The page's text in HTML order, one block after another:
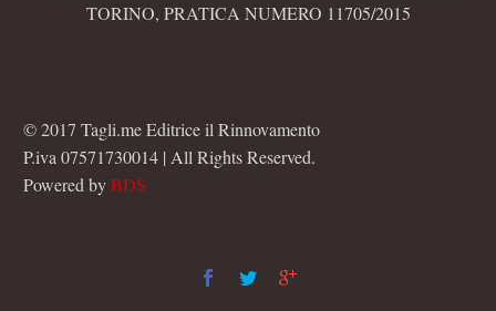
TORINO, PRATICA NUMERO 11705/2015
© 2017 Tagli.me Editrice il Rinnovamento
P.iva 07571730014 | All Rights Reserved.
Powered byBDS